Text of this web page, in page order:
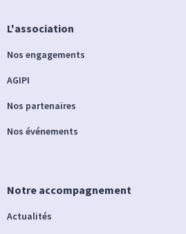
L'association
Nos engagements
AGIPI
Nos partenaires
Nos événements
Notre accompagnement
Actualités